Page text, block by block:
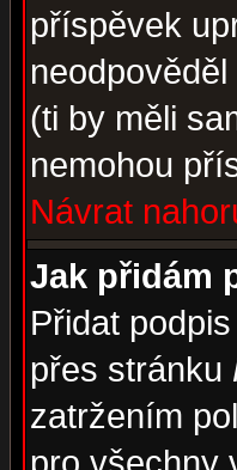
příspěvek
(ti by měli
nemohou
Návrat
Jak přidám
Přidat
přes stránku
zatržením